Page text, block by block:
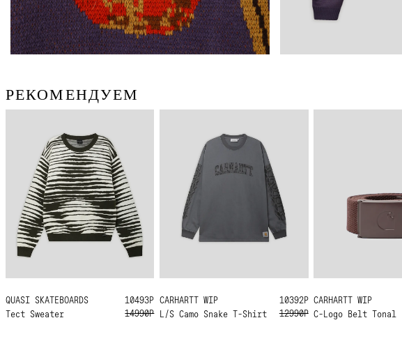
РЕКОМЕНДУЕМ
QUASI SKATEBOARDS
Tect Sweater
L XL
10493Р
14990Р
CARHARTT WIP
L/S Camo Snake T-Shirt
M L
10392Р
12990Р
CARHARTT WIP
C-Logo Belt Tonal
ONE SIZE